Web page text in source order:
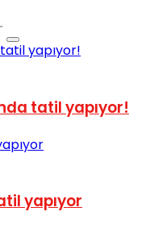
tatil yapıyor!
yapıyor